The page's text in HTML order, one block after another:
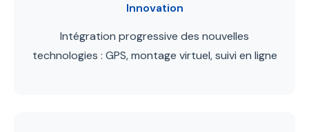
Innovation
Intégration progressive des nouvelles
technologies : GPS, montage virtuel, suivi en ligne